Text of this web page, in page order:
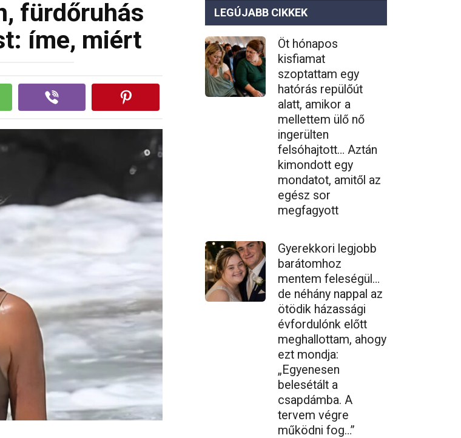
fürdőruhás
íme, miért
LEGÚJABB CIKKEK
Öt hónapos
kisfiamat
szoptattam egy
hatórás repülőút
alatt, amikor a
mellettem ülő nő
ingerülten
felsóhajtott… Aztán
kimondott egy
mondatot, amitől az
egész sor
megfagyott
Gyerekkori legjobb
barátomhoz
mentem feleségül…
de néhány nappal az
ötödik házassági
évfordulónk előtt
meghallottam, ahogy
ezt mondja:
„Egyenesen
belesétált a
csapdámba. A
tervem végre
működni fog…”